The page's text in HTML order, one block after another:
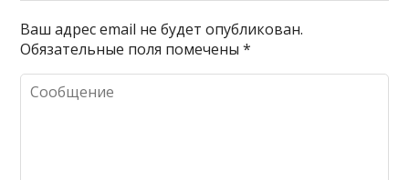
Ваш адрес email не будет опубликован.
Обязательные поля помечены*